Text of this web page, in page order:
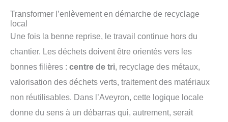
Transformer l’enlèvement en démarche de recyclage
local
Une fois la benne reprise, le travail continue hors du
chantier. Les déchets doivent être orientés vers les
bonnes filières : centre de tri, recyclage des métaux,
valorisation des déchets verts, traitement des matériaux
non réutilisables. Dans l’Aveyron, cette logique locale
donne du sens à un débarras qui, autrement, serait